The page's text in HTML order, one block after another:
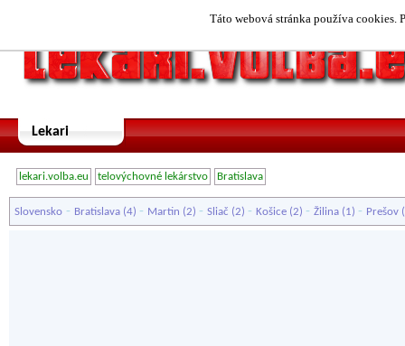
Táto webová stránka používa cookies.
Lekari
lekari.volba.eu telovýchovné lekárstvo Bratislava
Slovensko - Bratislava (4) - Martin (2) - Sliač (2) - Košice (2) - Žilina (1) - Prešov